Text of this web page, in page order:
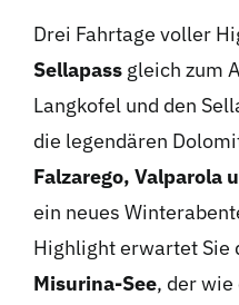
Drei Fahrtage voller
Sellapass gleich zum
Langkofel und den
die legendären
Falzarego, Valparola
ein neues
Highlight erwartet Sie
Misurina-See, der